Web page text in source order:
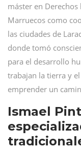
máster en
Marruecos como
las ciudades de
donde tomó
para el desarrollo
trabajan la tierra y
emprender un
Ismael